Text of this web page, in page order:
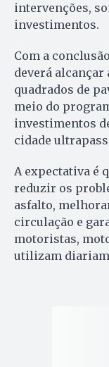
intervenções,
investimentos.
Com a
deverá alcançar
quadrados de
meio do
investimentos
cidade
A expectativa é
reduzir os
asfalto,
circulação e
motoristas,
utilizam